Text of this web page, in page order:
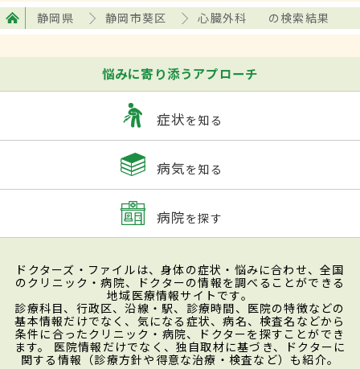
静岡県 静岡市葵区 心臓外科 の検索結果
悩みに寄り添うアプローチ
症状を知る
病気を知る
病院を探す
ドクターズ・ファイルは、身体の症状・悩みに合わせ、全国
のクリニック・病院、ドクターの情報を調べることができる
地域医療情報サイトです。
診療科目、行政区、沿線・駅、診療時間、医院の特徴などの
基本情報だけでなく、気になる症状、病名、検査名などから
条件に合ったクリニック・病院、ドクターを探すことができ
ます。 医院情報だけでなく、独自取材に基づき、ドクターに
関する情報（診療方針や得意な治療・検査など）も紹介。